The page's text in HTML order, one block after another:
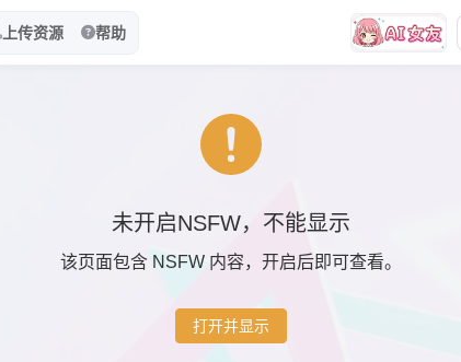
上传资源 帮助
未开启NSFW，不能显示
该页面包含 NSFW 内容，开启后即可查看。
打开并显示